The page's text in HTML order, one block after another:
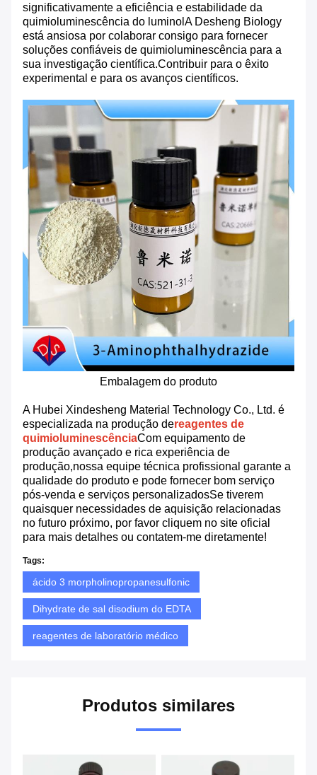
significativamente a eficiência e estabilidade da
quimioluminescência do luminolA Desheng Biology
está ansiosa por colaborar consigo para fornecer
soluções confiáveis de quimioluminescência para a
sua investigação científica.Contribuir para o êxito
experimental e para os avanços científicos.
Embalagem do produto
A Hubei Xindesheng Material Technology Co., Ltd. é
especializada na produção dereagentes de
quimioluminescênciaCom equipamento de
produção avançado e rica experiência de
produção,nossa equipe técnica profissional garante a
qualidade do produto e pode fornecer bom serviço
pós-venda e serviços personalizadosSe tiverem
quaisquer necessidades de aquisição relacionadas
no futuro próximo, por favor cliquem no site oficial
para mais detalhes ou contatem-me diretamente!
Tags:
ácido 3 morpholinopropanesulfonic
Dihydrate de sal disodium do EDTA
reagentes de laboratório médico
Produtos similares